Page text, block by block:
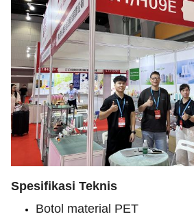
Spesifikasi Teknis
Botol material PET